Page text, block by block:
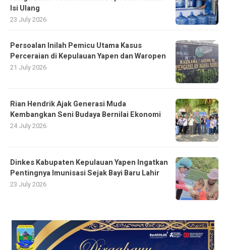
Isi Ulang
23 July 2026
Persoalan Inilah Pemicu Utama Kasus
Perceraian di Kepulauan Yapen dan Waropen
21 July 2026
Rian Hendrik Ajak Generasi Muda
Kembangkan Seni Budaya Bernilai Ekonomi
24 July 2026
Dinkes Kabupaten Kepulauan Yapen Ingatkan
Pentingnya Imunisasi Sejak Bayi Baru Lahir
23 July 2026